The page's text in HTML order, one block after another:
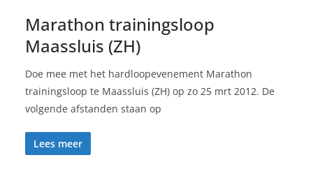
Marathon trainingsloop
Maassluis (ZH)
Doe mee met het hardloopevenement Marathon
trainingsloop te Maassluis (ZH) op zo 25 mrt 2012. De
volgende afstanden staan op
Lees meer